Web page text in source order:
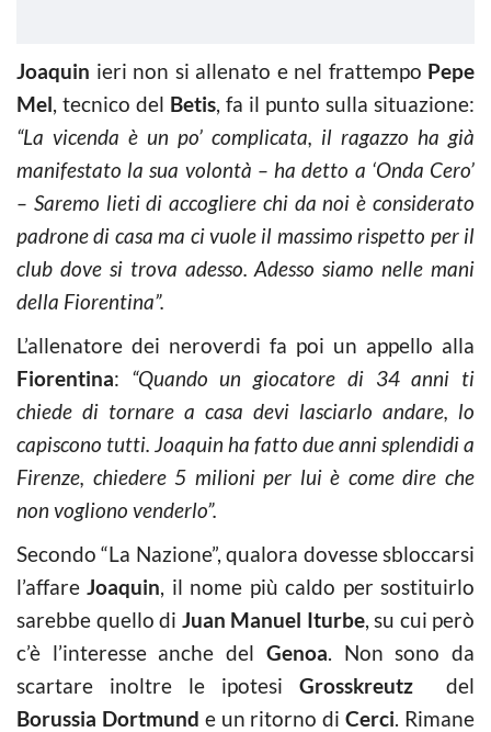
Joaquin ieri non si allenato e nel frattempo Pepe
Mel, tecnico del Betis, fa il punto sulla situazione:
“La vicenda è un po’ complicata, il ragazzo ha già
manifestato la sua volontà – ha detto a ‘Onda Cero’
– Saremo lieti di accogliere chi da noi è considerato
padrone di casa ma ci vuole il massimo rispetto per il
club dove si trova adesso. Adesso siamo nelle mani
della Fiorentina”.
L’allenatore dei neroverdi fa poi un appello alla
Fiorentina: “Quando un giocatore di 34 anni ti
chiede di tornare a casa devi lasciarlo andare, lo
capiscono tutti. Joaquin ha fatto due anni splendidi a
Firenze, chiedere 5 milioni per lui è come dire che
non vogliono venderlo”.
Secondo “La Nazione”, qualora dovesse sbloccarsi
l’affareJoaquin, il nome più caldo per sostituirlo
sarebbe quello di Juan Manuel Iturbe, su cui però
c’è l’interesse anche del Genoa. Non sono da
scartare inoltre le ipotesi Grosskreutz
del
Borussia Dortmund e un ritorno diCerci. Rimane